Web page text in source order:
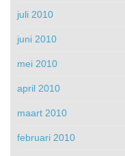
juli 2010
juni 2010
mei 2010
april 2010
maart 2010
februari 2010